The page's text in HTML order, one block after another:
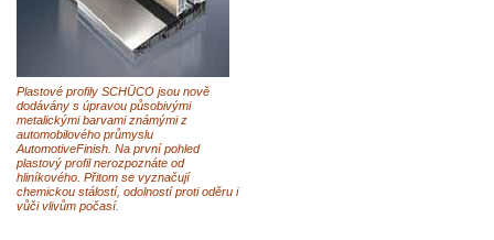
Plastové profily SCHÜCO jsou nově
dodávány s úpravou působivými
metalickými barvami známými z
automobilového průmyslu
AutomotiveFinish. Na první pohled
plastový profil nerozpoznáte od
hliníkového. Přitom se vyznačují
chemickou stálostí, odolností proti oděru i
vůči vlivům počasí.